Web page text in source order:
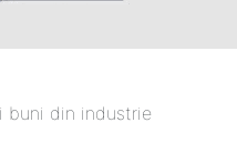
buni din industrie